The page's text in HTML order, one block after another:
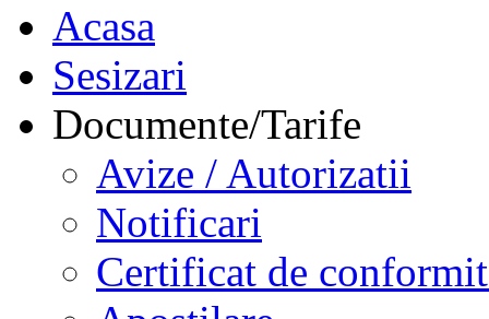
Acasa
Sesizari
Documente/Tarife
Avize / Autorizatii
Notificari
Certificat de